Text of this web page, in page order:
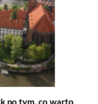
po tym, co warto